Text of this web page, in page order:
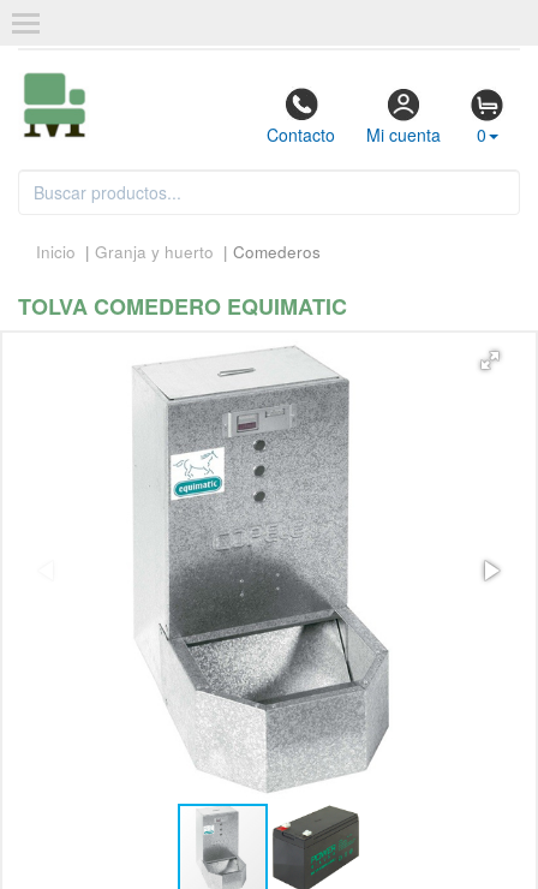
Contacto Mi cuenta 0
Inicio | Granja y huerto | Comederos
TOLVA COMEDERO EQUIMATIC